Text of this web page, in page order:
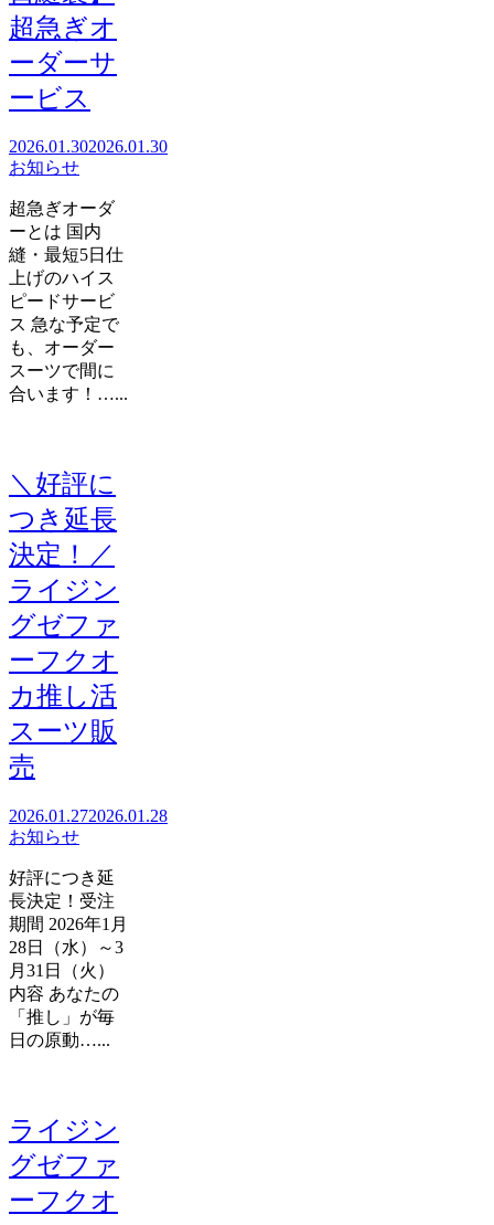
超急ぎオ
ーダーサ
ービス
2026.01.302026.01.30
お知らせ
超急ぎオーダ
ーとは 国内
縫・最短5日仕
上げのハイス
ピードサービ
ス 急な予定で
も、オーダー
スーツで間に
合います！…...
＼好評に
つき延長
決定！／
ライジン
グゼファ
ーフクオ
カ推し活
スーツ販
売
2026.01.272026.01.28
お知らせ
好評につき延
長決定！受注
期間 2026年1月
28日（水）～3
月31日（火）
内容 あなたの
「推し」が毎
日の原動…...
ライジン
グゼファ
ーフクオ